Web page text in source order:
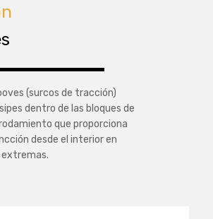
(surcos de tracción)
dentro de las bloques de
que proporciona
desde el interior en